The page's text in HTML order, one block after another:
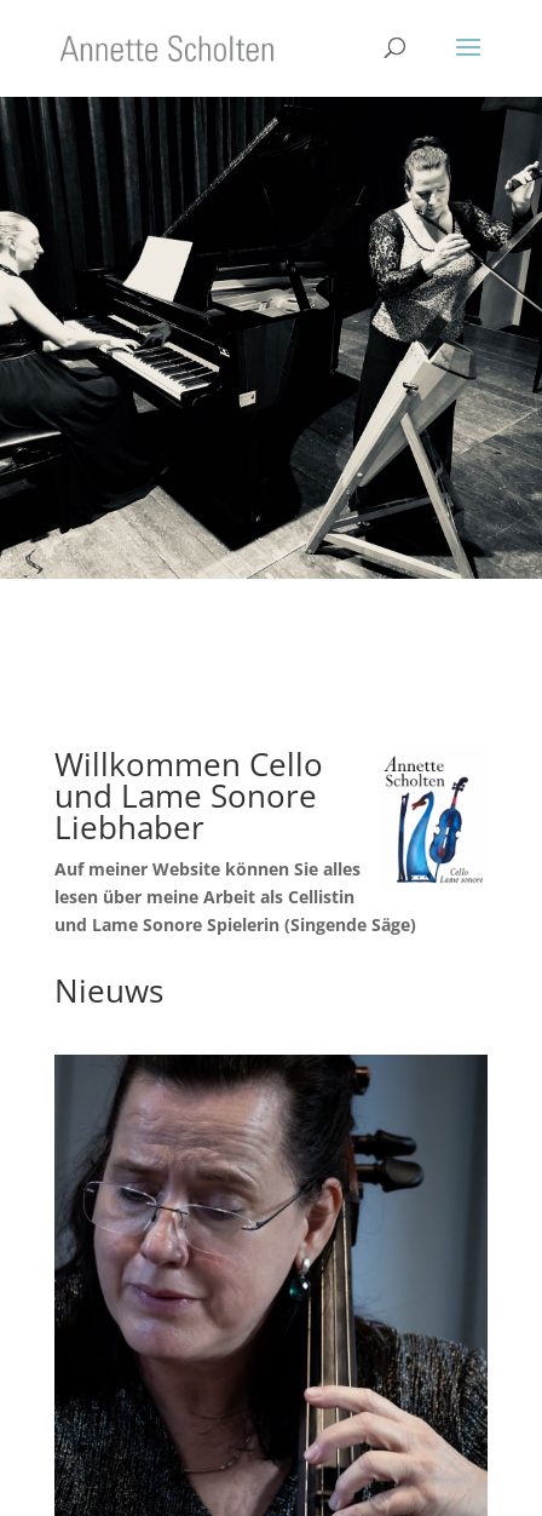
Willkommen Cello
und Lame Sonore
Liebhaber
Auf meiner Website können Sie alles
lesen über meine Arbeit als Cellistin
und Lame Sonore Spielerin (Singende Säge)
Nieuws